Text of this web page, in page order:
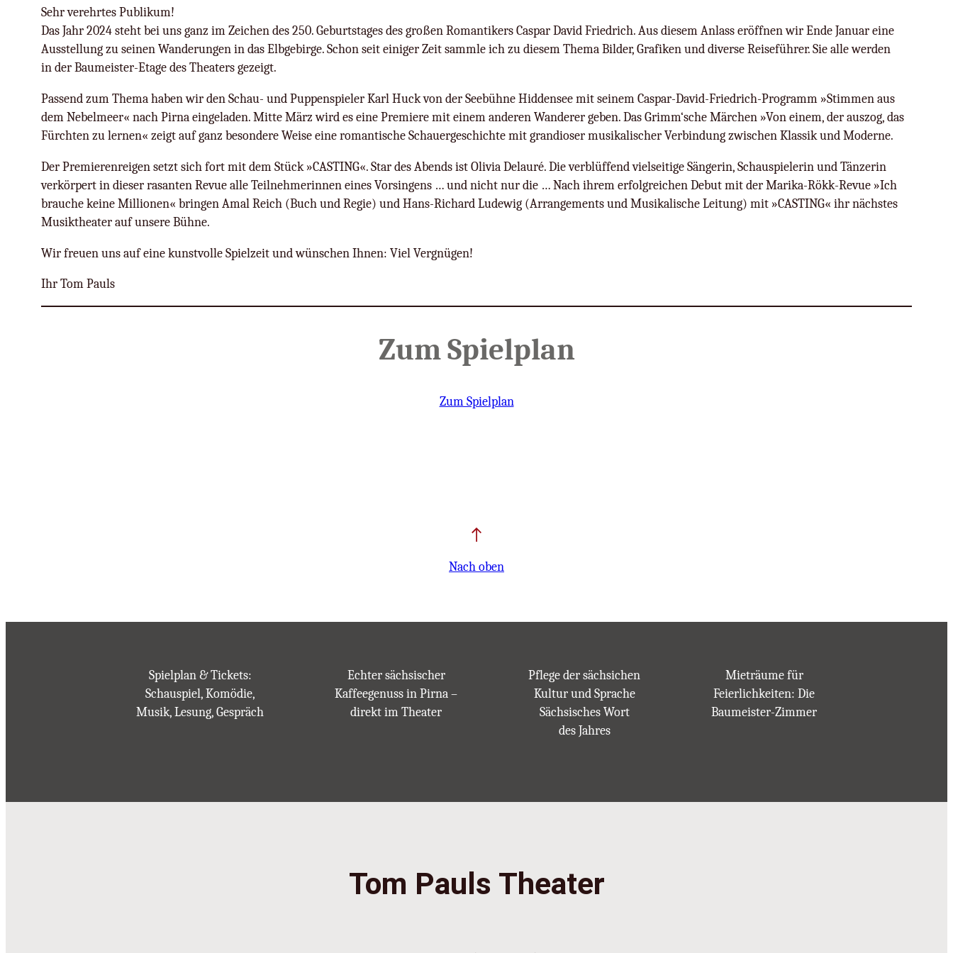
Sehr verehrtes Publikum!
Das Jahr 2024 steht bei uns ganz im Zeichen des 250. Geburtstages des großen Romantikers Caspar David Friedrich. Aus diesem Anlass eröffnen wir Ende Januar eine
Ausstellung zu seinen Wanderungen in das Elbgebirge. Schon seit einiger Zeit sammle ich zu diesem Thema Bilder, Grafiken und diverse Reiseführer. Sie alle werden
in der Baumeister-Etage des Theaters gezeigt.
Passend zum Thema haben wir den Schau- und Puppenspieler Karl Huck von der Seebühne Hiddensee mit seinem Caspar-David-Friedrich-Programm »Stimmen aus
dem Nebelmeer« nach Pirna eingeladen. Mitte März wird es eine Premiere mit einem anderen Wanderer geben. Das Grimm‘sche Märchen »Von einem, der auszog, das
Fürchten zu lernen« zeigt auf ganz besondere Weise eine romantische Schauergeschichte mit grandioser musi­kalischer Verbindung zwischen Klassik und Moderne.
Der Premierenreigen setzt sich fort mit dem Stück »CASTING«. Star des Abends ist Olivia Delauré. Die verblüffend vielseitige Sängerin, Schauspielerin und Tänzerin
verkörpert in dieser rasanten Revue alle Teilnehmerinnen eines Vorsingens … und nicht nur die … Nach ihrem erfolgreichen Debut mit der Marika-Rökk-Revue »Ich
brauche keine Millionen« bringen Amal Reich (Buch und Regie) und Hans-Richard Ludewig (Arrangements und Musikalische Leitung) mit »CASTING« ihr nächstes
Musiktheater auf unsere Bühne.
Wir freuen uns auf eine kunstvolle Spielzeit und wünschen Ihnen: Viel Vergnügen!
Ihr Tom Pauls
Zum Spielplan
Zum Spielplan
Nach oben
Spielplan & Tickets:
Schauspiel, Komödie,
Musik, Lesung, Gespräch
Echter sächsischer
Kaffeegenuss in Pirna –
direkt im Theater
Pflege der sächsichen
Kultur und Sprache
Sächsisches Wort
des Jahres
Mieträume für
Feierlichkeiten: Die
Baumeister-Zimmer
Tom Pauls Theater